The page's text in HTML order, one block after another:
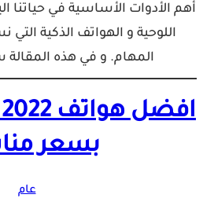
أهم الأدوات الأساسية في حياتنا
اللوحية و الهواتف الذكية
المهام. و في هذه
بسعر
عام